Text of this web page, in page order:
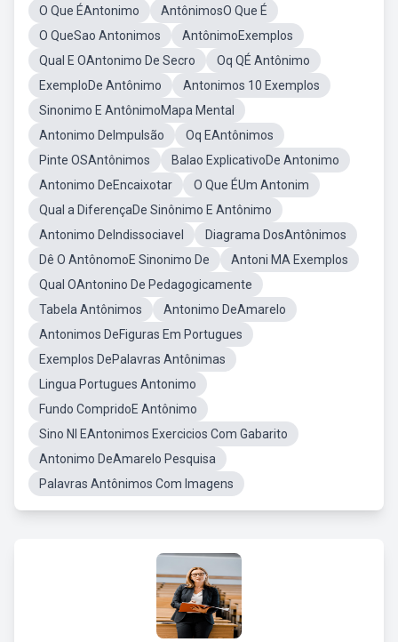
O Que ÉAntonimo
AntônimosO Que É
O QueSao Antonimos
AntônimoExemplos
Qual E OAntonimo De Secro
Oq QÉ Antônimo
ExemploDe Antônimo
Antonimos 10 Exemplos
Sinonimo E AntônimoMapa Mental
Antonimo DeImpulsão
Oq EAntônimos
Pinte OSAntônimos
Balao ExplicativoDe Antonimo
Antonimo DeEncaixotar
O Que ÉUm Antonim
Qual a DiferençaDe Sinônimo E Antônimo
Antonimo DeIndissociavel
Diagrama DosAntônimos
Dê O AntônomoE Sinonimo De
Antoni MA Exemplos
Qual OAntonino De Pedagogicamente
Tabela Antônimos
Antonimo DeAmarelo
Antonimos DeFiguras Em Portugues
Exemplos DePalavras Antônimas
Lingua Portugues Antonimo
Fundo CompridoE Antônimo
Sino NI EAntonimos Exercicios Com Gabarito
Antonimo DeAmarelo Pesquisa
Palavras Antônimos Com Imagens